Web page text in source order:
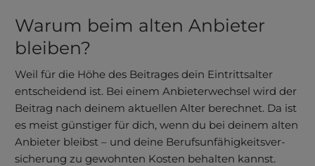
Warum beim alten Anbieter
bleiben?
Weil für die Höhe des Beitrages dein Eintrittsalter
entscheidend ist. Bei einem Anbieterwechsel wird der
Beitrag nach deinem aktuellen Alter berechnet. Da ist
es meist günstiger für dich, wenn du bei deinem alten
Anbieter bleibst – und deine Berufs­unfähig­keits­ver­
siche­rung zu gewohnten Kosten behalten kannst.